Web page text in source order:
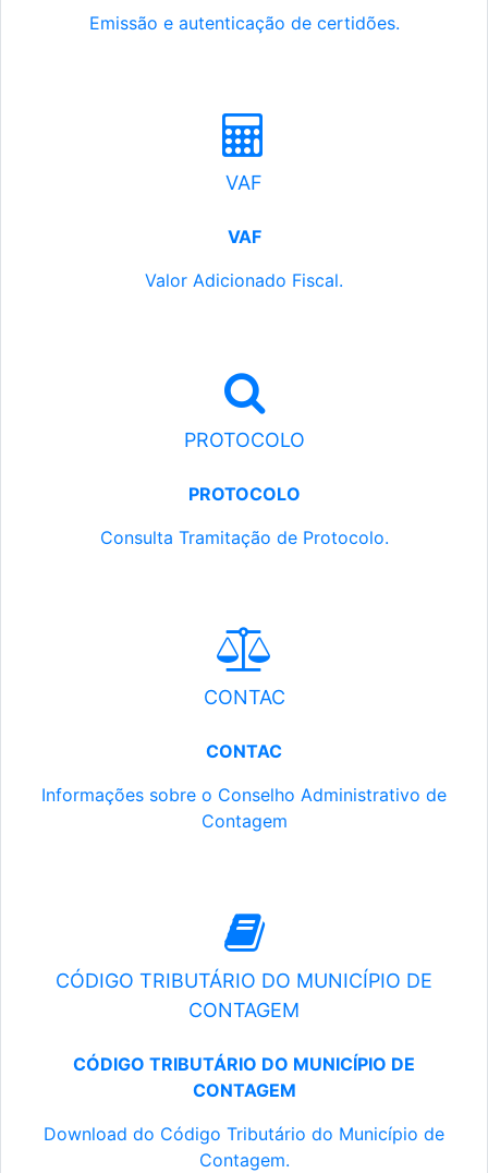
Emissão e autenticação de certidões.
VAF
VAF
Valor Adicionado Fiscal.
PROTOCOLO
PROTOCOLO
Consulta Tramitação de Protocolo.
CONTAC
CONTAC
Informações sobre o Conselho Administrativo de
Contagem
CÓDIGO TRIBUTÁRIO DO MUNICÍPIO DE
CONTAGEM
CÓDIGO TRIBUTÁRIO DO MUNICÍPIO DE
CONTAGEM
Download do Código Tributário do Município de
Contagem.